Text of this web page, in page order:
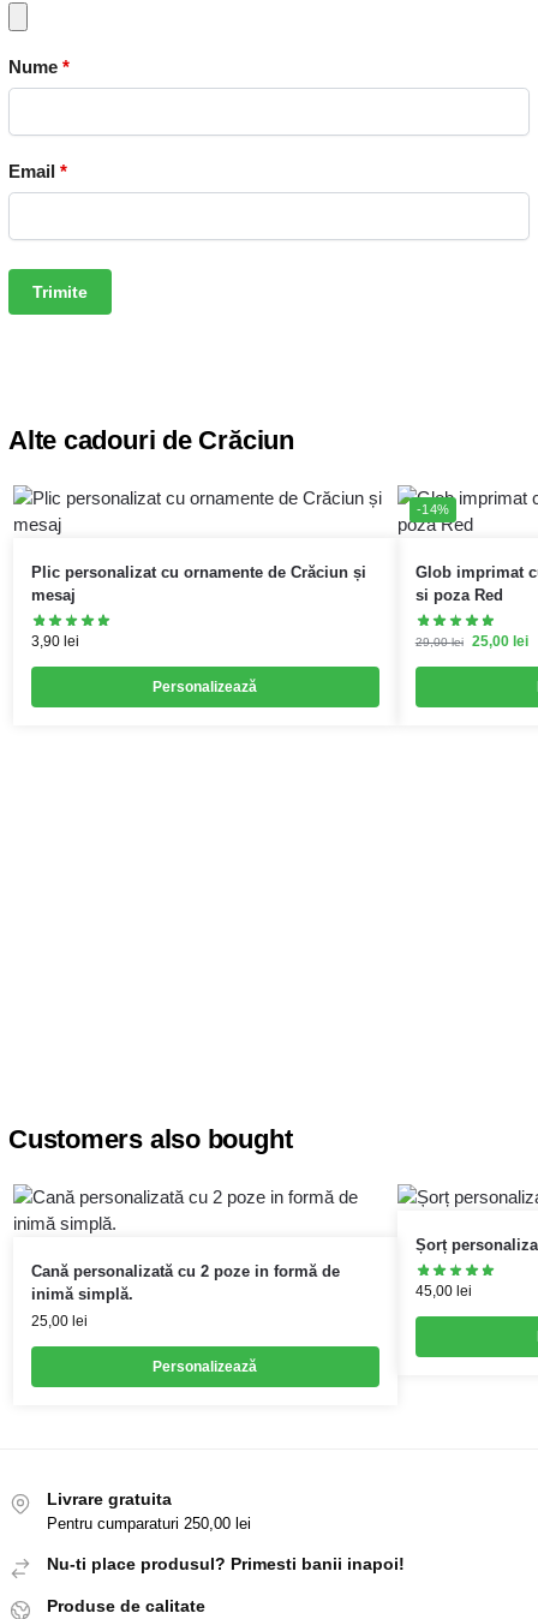
Nume *
Email *
Alte cadouri de Crăciun
Plic personalizat cu ornamente de Crăciun și
mesaj
3,90 lei
Personalizează
-14%
Glob imprimat
si poza Red
29,00lei 25,00 lei
Customers also bought
Cană personalizată cu 2 poze in formă de
inimă simplă.
25,00 lei
Personalizează
Șorț
45,00 lei
Livrare gratuita
Pentru cumparaturi 250,00 lei
Nu-ti place produsul? Primesti banii inapoi!
Produse de calitate